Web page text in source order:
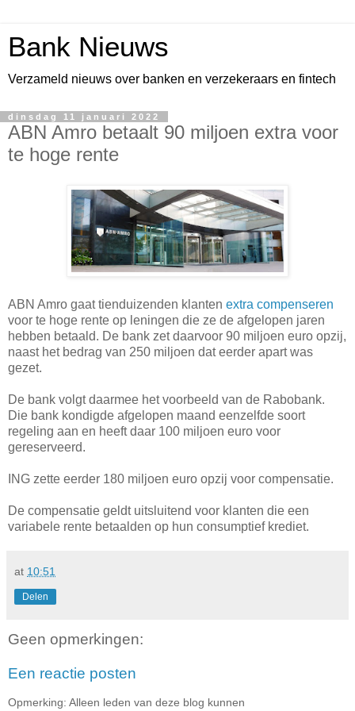
Bank Nieuws
Verzameld nieuws over banken en verzekeraars en fintech
dinsdag 11 januari 2022
ABN Amro betaalt 90 miljoen extra voor
te hoge rente
ABN Amro gaat tienduizenden klanten extra compenseren
voor te hoge rente op leningen die ze de afgelopen jaren
hebben betaald. De bank zet daarvoor 90 miljoen euro opzij,
naast het bedrag van 250 miljoen dat eerder apart was
gezet.
De bank volgt daarmee het voorbeeld van de Rabobank.
Die bank kondigde afgelopen maand eenzelfde soort
regeling aan en heeft daar 100 miljoen euro voor
gereserveerd.
ING zette eerder 180 miljoen euro opzij voor compensatie.
De compensatie geldt uitsluitend voor klanten die een
variabele rente betaalden op hun consumptief krediet.
at 10:51
Delen
Geen opmerkingen:
Een reactie posten
Opmerking: Alleen leden van deze blog kunnen